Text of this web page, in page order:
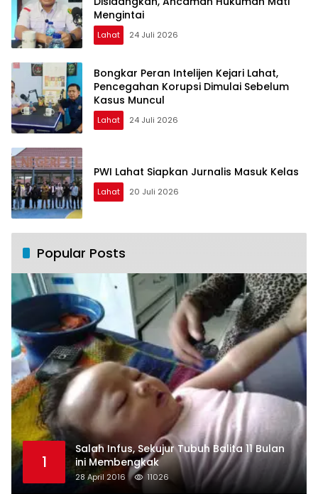
Mengintai
Lahat 24 Juli 2026
Bongkar Peran Intelijen Kejari Lahat,
Pencegahan Korupsi Dimulai Sebelum
Kasus Muncul
Lahat 24 Juli 2026
PWI Lahat Siapkan Jurnalis Masuk Kelas
Lahat 20 Juli 2026
Popular Posts
1
Salah Infus, Sekujur Tubuh Balita 11 Bulan
ini Membengkak
28 April 2016 11026